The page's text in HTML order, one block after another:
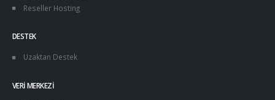
Reseller Hosting
DESTEK
Uzaktan Destek
VERI MERKEZI